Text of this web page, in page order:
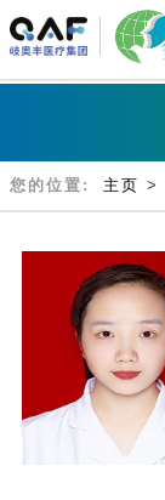
您的位置: 主页 >